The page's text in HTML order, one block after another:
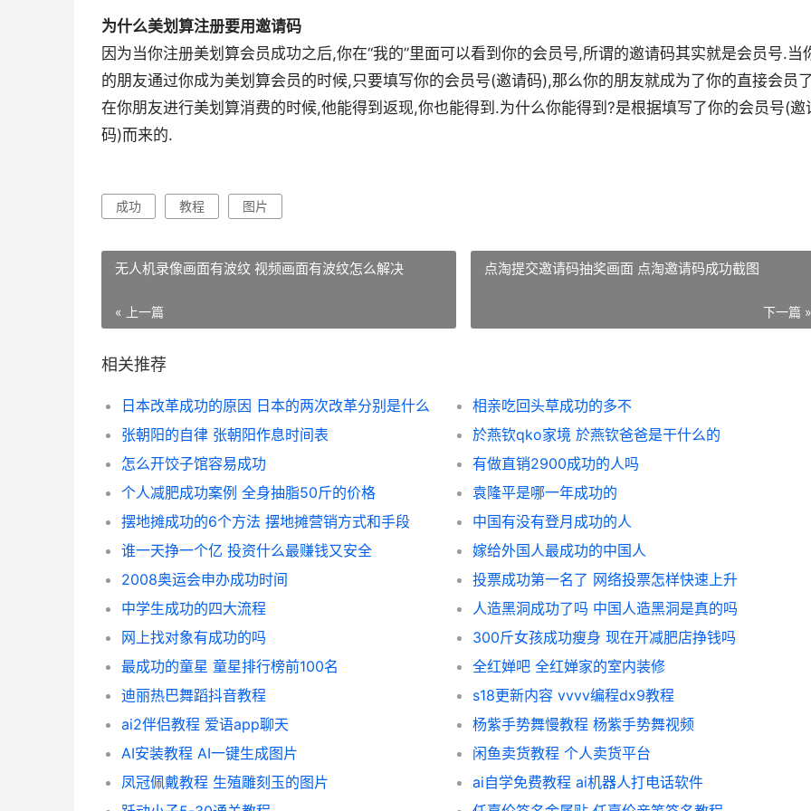
为什么美划算注册要用邀请码
因为当你注册美划算会员成功之后,你在“我的”里面可以看到你的会员号,所谓的邀请码其实就是会员号.当
的朋友通过你成为美划算会员的时候,只要填写你的会员号(邀请码),那么你的朋友就成为了你的直接会员
在你朋友进行美划算消费的时候,他能得到返现,你也能得到.为什么你能得到?是根据填写了你的会员号(邀
码)而来的.
成功 教程 图片
无人机录像画面有波纹 视频画面有波纹怎么解决
« 上一篇
点淘提交邀请码抽奖画面 点淘邀请码成功截图
下一篇 »
相关推荐
日本改革成功的原因 日本的两次改革分别是什么
相亲吃回头草成功的多不
张朝阳的自律 张朝阳作息时间表
於燕钦qko家境 於燕钦爸爸是干什么的
怎么开饺子馆容易成功
有做直销2900成功的人吗
个人减肥成功案例 全身抽脂50斤的价格
袁隆平是哪一年成功的
摆地摊成功的6个方法 摆地摊营销方式和手段
中国有没有登月成功的人
谁一天挣一个亿 投资什么最赚钱又安全
嫁给外国人最成功的中国人
2008奥运会申办成功时间
投票成功第一名了 网络投票怎样快速上升
中学生成功的四大流程
人造黑洞成功了吗 中国人造黑洞是真的吗
网上找对象有成功的吗
300斤女孩成功瘦身 现在开减肥店挣钱吗
最成功的童星 童星排行榜前100名
全红婵吧 全红婵家的室内装修
迪丽热巴舞蹈抖音教程
s18更新内容 vvvv编程dx9教程
ai2伴侣教程 爱语app聊天
杨紫手势舞慢教程 杨紫手势舞视频
AI安装教程 AI一键生成图片
闲鱼卖货教程 个人卖货平台
凤冠佩戴教程 生殖雕刻玉的图片
ai自学免费教程 ai机器人打电话软件